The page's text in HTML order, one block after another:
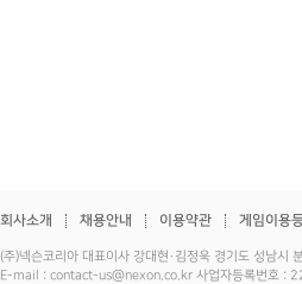
회사소개 채용안내 이용약관 게임이용
(주)넥슨코리아 대표이사 강대현·김정욱 경기도 성
E-mail : contact-us@nexon.co.kr 사업자등록번호